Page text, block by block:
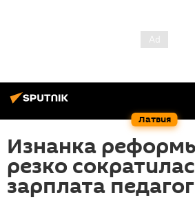
Латвия
Изнанка
резко
зарплата